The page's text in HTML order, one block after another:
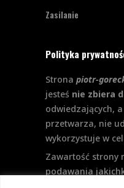
Zasilanie
Polityka
Strona piotr-
jesteś nie zbiera
odwiedzających,
przetwarza, nie
wykorzystuje w
Zawartość strony
podawania